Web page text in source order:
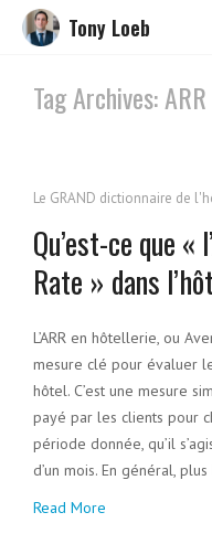
Tony Loeb
Tag Archives: ARR
Le GRAND dictionnaire de
Qu’est-ce que «
Rate » dans
L’ARR en hôtellerie, ou
mesure clé pour évaluer
hôtel. C’est une mesure
payé par les clients pour
période donnée, qu’il
d’un mois. En général,
Read More